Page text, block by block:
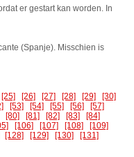
er gestart kan worden. In
(Spanje). Misschien is
[25] [26] [27] [28] [29]
[30]
[53] [54] [55] [56]
[57]
[80] [81] [82] [83]
[84]
[106] [107] [108]
[109]
[128] [129] [130]
[131]